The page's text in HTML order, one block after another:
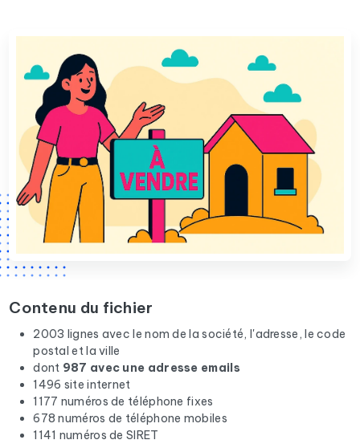
Contenu du fichier
2003 lignes avec le nom de la société, l'adresse, le code
postal et la ville
dont 987 avec une adresse emails
1496 site internet
1177 numéros de téléphone fixes
678 numéros de téléphone mobiles
1141 numéros de SIRET